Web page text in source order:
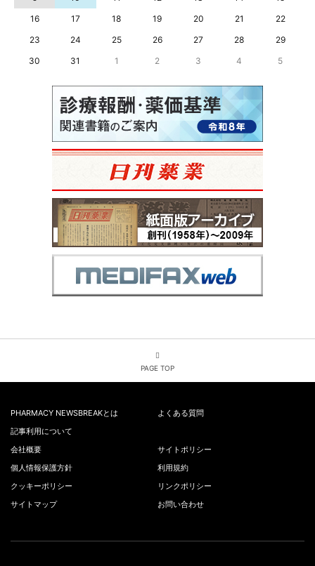
16
17 18 19 20 21
22
23
24 25 26 27 28
29
30
31 1 2 3 4 5
PAGE TOP
PHARMACY NEWSBREAKとは
よくある質問
記事利用について
会社概要
サイトポリシー
個人情報保護方針
利用規約
クッキーポリシー
リンクポリシー
サイトマップ
お問い合わせ